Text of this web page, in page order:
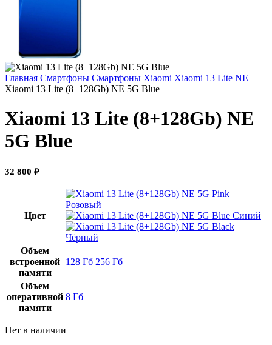
Главная Смартфоны Смартфоны Xiaomi Xiaomi 13 Lite NE
Xiaomi 13 Lite (8+128Gb) NE 5G Blue
Xiaomi 13 Lite (8+128Gb) NE
5G Blue
32 800 ₽
Цвет
Розовый
Синий
Чёрный
Объем
встроенной
памяти
128 Гб 256 Гб
Объем
оперативной
памяти
8 Гб
Нет в наличии